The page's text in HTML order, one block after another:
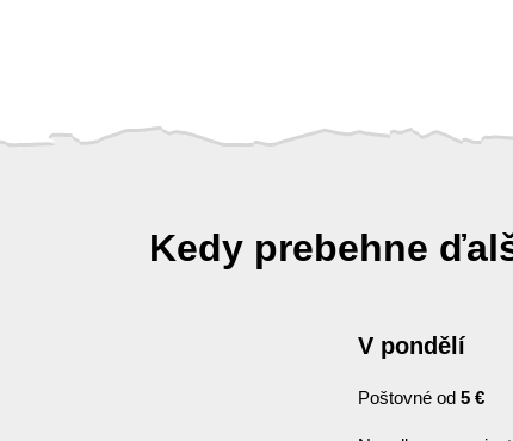
Kedy prebehne
V pondělí
Poštovné od 5 €